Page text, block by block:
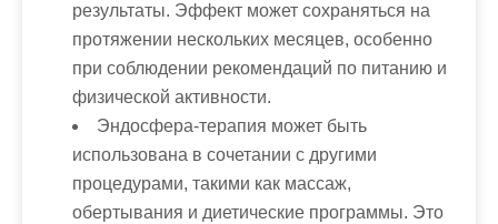
результаты. Эффект может сохраняться на
протяжении нескольких месяцев, особенно
при соблюдении рекомендаций по питанию и
физической активности.
Эндосфера-терапия может быть
использована в сочетании с другими
процедурами, такими как массаж,
обертывания и диетические программы. Это